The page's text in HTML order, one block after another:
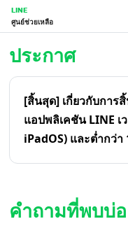
LINE
ศูนย์ช่วยเหลือ
ประกาศ
[สิ้นสุด] เกี่ยวกับการ
แอปพลิเคชัน LINE เ
iPadOS) และต่ำกว่
คำถามที่พบบ่